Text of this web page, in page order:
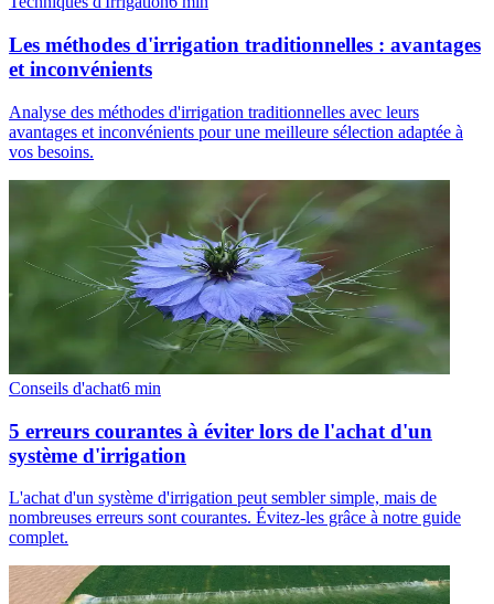
Les méthodes d'irrigation traditionnelles : avantages
et inconvénients
Analyse des méthodes d'irrigation traditionnelles avec leurs
avantages et inconvénients pour une meilleure sélection adaptée à
vos besoins.
Conseils d'achat6 min
5 erreurs courantes à éviter lors de l'achat d'un
système d'irrigation
L'achat d'un système d'irrigation peut sembler simple, mais de
nombreuses erreurs sont courantes. Évitez-les grâce à notre guide
complet.